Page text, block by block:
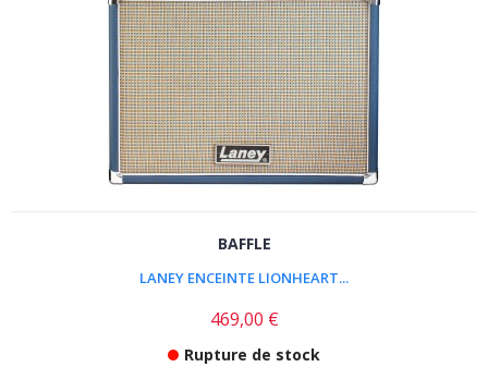
BAFFLE
LANEY ENCEINTE LIONHEART...
469,00 €
Rupture de stock